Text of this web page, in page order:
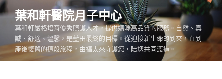
跳
至
內
葉和軒醫院月子中心
葉和軒嚴格培育優秀照護人才，提供媽咪高品質的服務。自然、真
誠、舒適、溫馨，是藍田最終的目標。從迎接新生命的到來，直到
產後復舊的這段旅程，由福太來守護您，陪您共同渡過。